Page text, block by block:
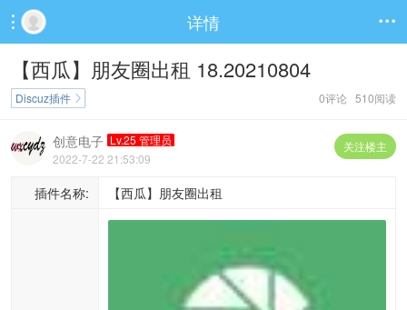
 详情 
【西瓜】朋友圈出租 18.20210804
0评论 510阅读
Discuz插件 
关注楼主
创意电子 Lv.25 管理员
2022-7-22 21:53:09
插件名称: 【西瓜】朋友圈出租